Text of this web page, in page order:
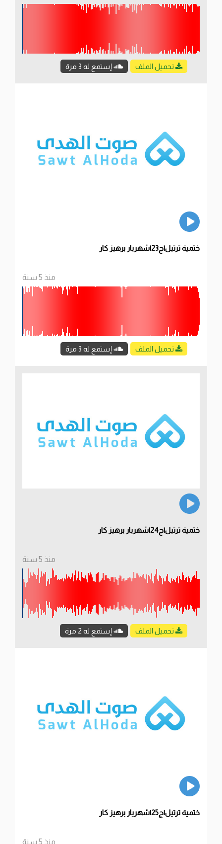
تحميل الملف إستمع له 3 مرة
ختمية ترتيل|ج23|شهريار برهيز كار
منذ 5 سنة
تحميل الملف إستمع له 3 مرة
ختمية ترتيل|ج24|شهريار برهيز كار
منذ 5 سنة
تحميل الملف إستمع له 2 مرة
ختمية ترتيل|ج25|شهريار برهيز كار
منذ 5 سنة